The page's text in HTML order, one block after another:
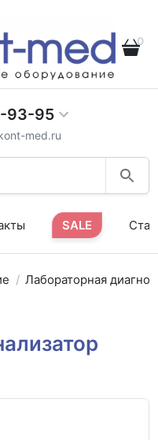
0
93-95
med.ru
SALE
Лабораторная